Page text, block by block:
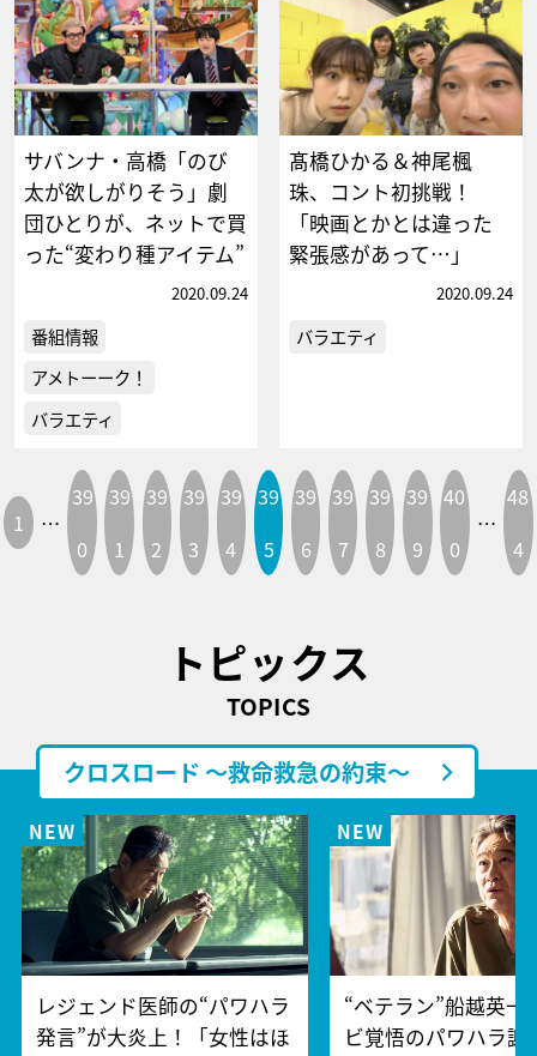
サバンナ・高橋「のび
太が欲しがりそう」劇
団ひとりが、ネットで買
った“変わり種アイテム”
2020.09.24
番組情報
アメトーーク！
バラエティ
髙橋ひかる＆神尾楓
珠、コント初挑戦！
「映画とかとは違った
緊張感があって…」
2020.09.24
バラエティ
1 …
39
0
39
1
39
2
39
3
39
4
39
5
39
6
39
7
39
8
39
9
40
0
…
48
4
トピックス
TOPICS
クロスロード ～救命救急の約束～
レジェンド医師の“パワハラ
発言”が大炎上！「女性はほ
“ベテラン”船越英一
ビ覚悟のパワハラ謝